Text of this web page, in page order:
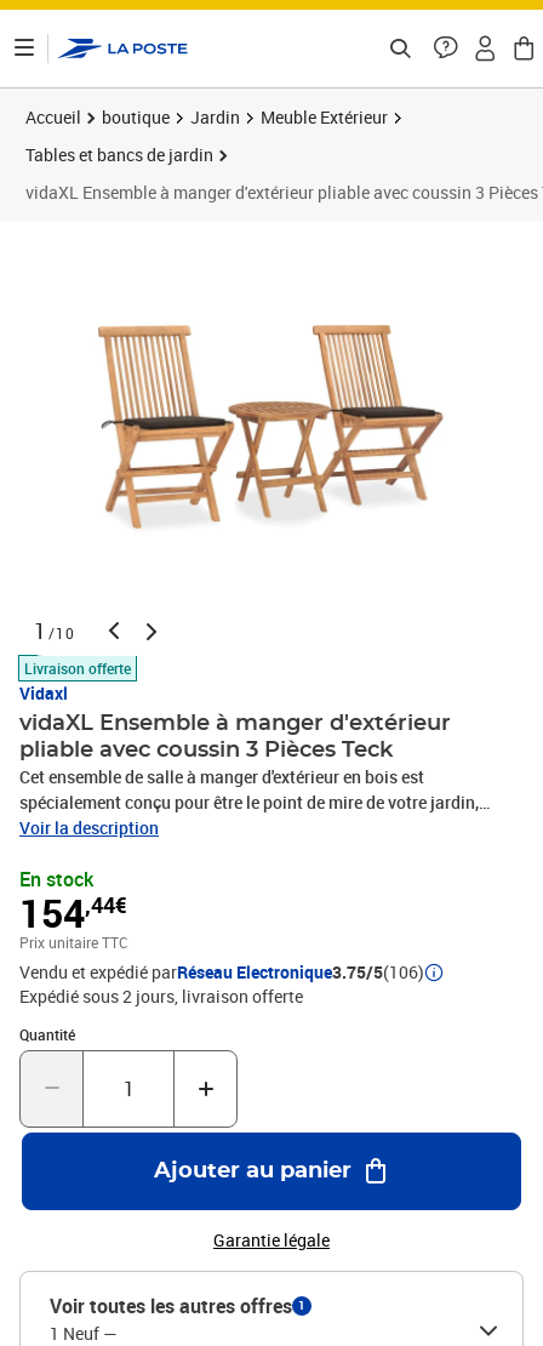
Accueil boutique Jardin
Meuble Extérieur
Tables et bancs de jardin
vidaXL Ensemble à manger d'extérieur pliable avec coussin 3 Pièces
1 /10
Livraison offerte
Vidaxl
vidaXL Ensemble à manger d'extérieur
pliable avec coussin 3 Pièces Teck
Cet ensemble de salle à manger d'extérieur en bois est
spécialement conçu pour être le point de mire de votre jardin,
terrasse ou patio. Fabriquée en bois dur de teck extrêmement
four puis finement poncée pour lui donner un aspect très lisse. Le
bois de teck est connu pour sa résistance exceptionnelle aux
intempéries, ce qui le rend bien plus adapté aux meubles de jardin
que tout autre type de bois. Le bois de teck est le choix idéal si
vous souhaitez acheter une pièce de meubles de jardin durable. La
table de salle à manger et les chaises peuvent être repliées pour
économiser de l’espace lorsqu'elles ne sont pas utilisées. Le
coussin inclus est plus qu'un supplément pratique; il a également
une fonction décorative.Couleur du coussin : taupeMatériau : bois
coussin : tissu (100 % polyester)Dimensions de la table (dépliée) :
50 x 50 cm (Diamètre x H)Dimensions de la table (pliée) : 57 x 50 x
7,5 cm (L x l x H)Dimensions de la chaise (dépliée) : 46 x 62 x 90
cm (L x l x H)Dimensions de la chaise (pliée) : 109 x 46 x 9 cm (L x l
x H)Profondeur du siège : 42 cmHauteur du siège à partir du sol :
plianteAssemblage requis : nonLa livraison contient :1 x table2 x
chaise2 x coussin
Voir la description
En stock
154,44€
Prix unitaire TTC
Vendu et expédié parRéseau Electronique3.75/5(106)
Expédié sous 2 jours livraison offerte
Quantité
Quantité : 1
Ajouter au panier
Garantie légale
Voir toutes les autres offres 1
1 Neuf —